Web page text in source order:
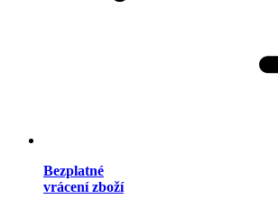
Bezplatné
vrácení zboží